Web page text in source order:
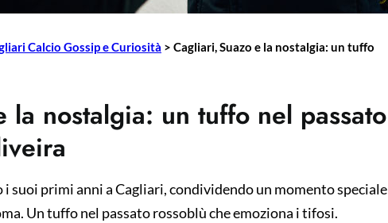
Calcio Gossip e Curiosità > Cagliari, Suazo e la nostalgia: un tuffo
la nostalgia: un tuffo nel passato
suoi primi anni a Cagliari, condividendo un momento speciale
Un tuffo nel passato rossoblù che emoziona i tifosi.